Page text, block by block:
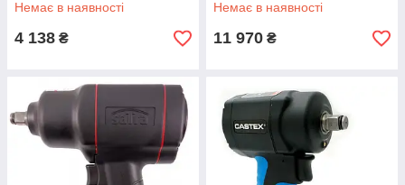
Немає в наявності
4 138 ₴
Немає в наявності
11 970 ₴